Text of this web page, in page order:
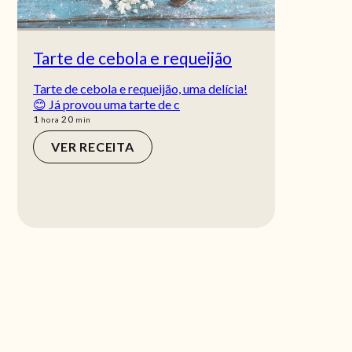
Tarte de cebola e requeijão
Tarte de cebola e requeijão, uma delícia!
😊 Já provou uma tarte de c
1 hora
hora 20min
min
VER RECEITA